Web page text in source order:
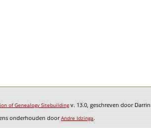
of Genealogy Sitebuildingv. 13.0, geschreven door
onderhouden doorAndre Idzinga.